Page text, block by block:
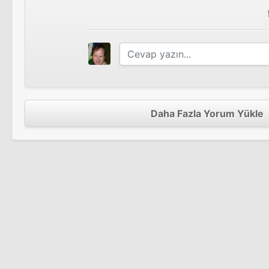
Buffy the Vampire Slayer
Daha Fazla Yorum Yükle